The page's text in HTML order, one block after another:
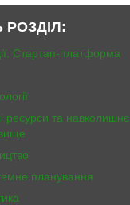
РОЗДІЛ:
Стартап-платформа
ресурси та навколишнє
планування